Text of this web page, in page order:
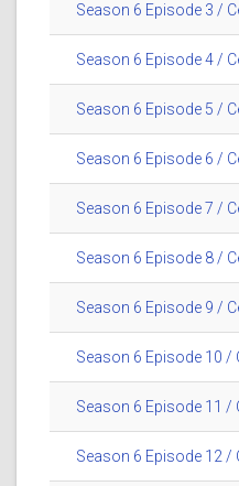
Season 6 Episode 3 /
Season 6 Episode 4 /
Season 6 Episode 5 /
Season 6 Episode 6 /
Season 6 Episode 7 /
Season 6 Episode 8 /
Season 6 Episode 9 /
Season 6 Episode 10 /
Season 6 Episode 11 /
Season 6 Episode 12 /